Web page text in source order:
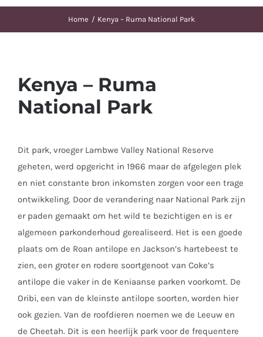
Home Kenya – Ruma National Park
Kenya – Ruma
National Park
Dit park, vroeger Lambwe Valley National Reserve
geheten, werd opgericht in 1966 maar de afgelegen plek
en niet constante bron inkomsten zorgen voor een trage
ontwikkeling. Door de verandering naar National Park zijn
er paden gemaakt om het wild te bezichtigen en is er
algemeen parkonderhoud gerealiseerd. Het is een goede
plaats om de Roan antilope en Jackson’s hartebeest te
zien, een groter en rodere soortgenoot van Coke’s
antilope die vaker in de Keniaanse parken voorkomt. De
Oribi, een van de kleinste antilope soorten, worden hier
ook gezien. Van de roofdieren noemen we de Leeuw en
de Cheetah. Dit is een heerlijk park voor de frequentere